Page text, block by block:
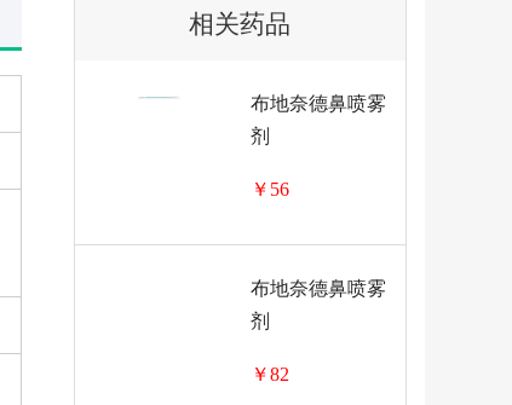
相关药品
布地奈德鼻喷雾
剂
￥56
布地奈德鼻喷雾
剂
￥82